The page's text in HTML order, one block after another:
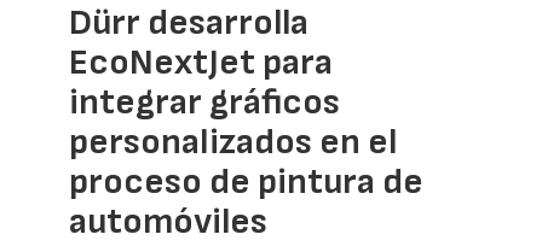
Dürr desarrolla
EcoNextJet para
integrar gráficos
personalizados en el
proceso de pintura de
automóviles